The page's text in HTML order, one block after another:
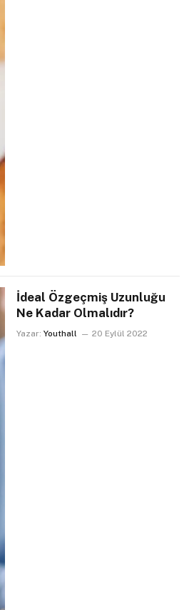
İdeal Özgeçmiş Uzunluğu
Ne Kadar Olmalıdır?
Yazar: Youthall 20 Eylül 2022